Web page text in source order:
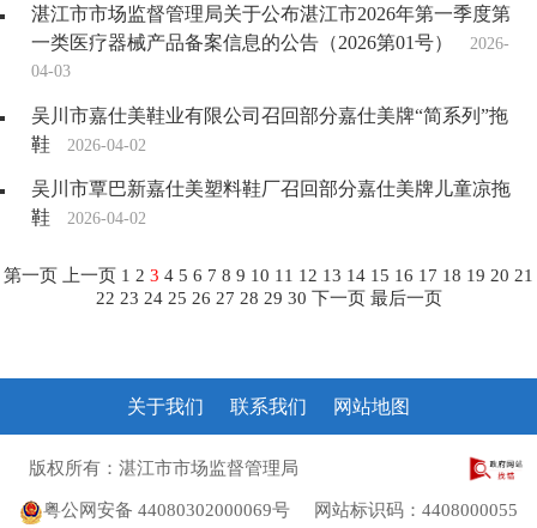
湛江市市场监督管理局关于公布湛江市2026年第一季度第
一类医疗器械产品备案信息的公告（2026第01号）
2026-
04-03
吴川市嘉仕美鞋业有限公司召回部分嘉仕美牌“简系列”拖
鞋
2026-04-02
吴川市覃巴新嘉仕美塑料鞋厂召回部分嘉仕美牌儿童凉拖
鞋
2026-04-02
第一页 上一页 1 2 3 4 5 6 7 8 9 10 11 12 13 14 15 16 17 18 19 20 21
22 23 24 25 26 27 28 29 30 下一页 最后一页
关于我们 联系我们 网站地图
版权所有：湛江市市场监督管理局
粤公网安备 44080302000069号 网站标识码：4408000055